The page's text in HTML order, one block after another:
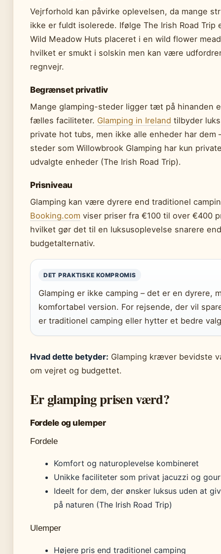
Vejrforhold kan påvirke oplevelsen, da mange
ikke er fuldt isolerede. Ifølge The Irish Road Trip
Wild Meadow Huts placeret i en wild flower
hvilket er smukt i solskin men kan være
regnvejr.
Begrænset privatliv
Mange glamping-steder ligger tæt på hinanden
fælles faciliteter. Glamping in Ireland tilbyder
private hot tubs, men ikke alle enheder har dem
steder som Willowbrook Glamping har kun
udvalgte enheder (The Irish Road Trip).
Prisniveau
Glamping kan være dyrere end traditionel
Booking.com viser priser fra €100 til over €400
hvilket gør det til en luksusoplevelse snarere
budgetalternativ.
DET PRAKTISKE KOMPROMIS
Glamping er ikke camping – det er en dyrere,
komfortabel version. For rejsende, der vil
er traditionel camping eller hytter et bedre
Hvad dette betyder: Glamping kræver bevidste
om vejret og budgettet.
Er glamping prisen værd?
Fordele og ulemper
Fordele
Komfort og naturoplevelse kombineret
Unikke faciliteter som privat jacuzzi og
Ideelt for dem, der ønsker luksus uden at
på naturen (The Irish Road Trip)
Ulemper
Højere pris end traditionel camping